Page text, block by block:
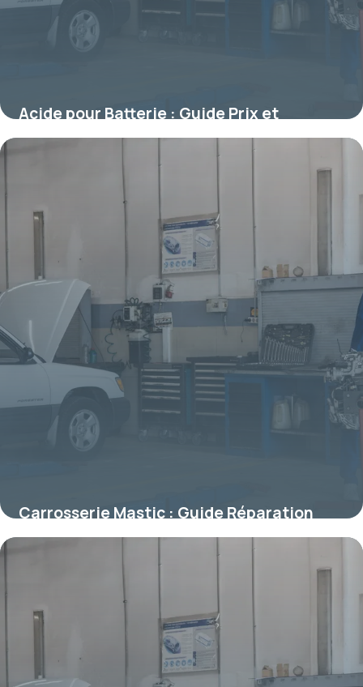
Acide pour Batterie : Guide Prix et
Conseils 2026
Carrosserie Mastic : Guide Réparation
2026